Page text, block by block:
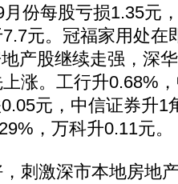
份每股亏损1.35元
元。冠福家用处在
产股继续走强，深
涨。工行升0.68%
元，中信证券升1
，万科升0.11元。
激深市本地房地